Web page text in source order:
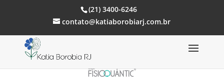
(21) 3400-6246
contato@katiaborobiarj.com.br